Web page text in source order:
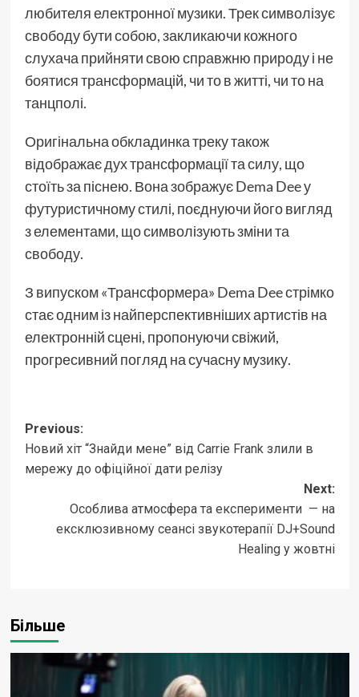
любителя електронної музики. Трек символізує
свободу бути собою, закликаючи кожного
слухача прийняти свою справжню природу і не
боятися трансформацій, чи то в житті, чи то на
танцполі.
Оригінальна обкладинка треку також
відображає дух трансформації та силу, що
стоїть за піснею. Вона зображує Dema Dee у
футуристичному стилі, поєднуючи його вигляд
з елементами, що символізують зміни та
свободу.
З випуском «Трансформера» Dema Dee стрімко
стає одним із найперспективніших артистів на
електронній сцені, пропонуючи свіжий,
прогресивний погляд на сучасну музику.
Post
navigation
Previous:
Новий хіт “Знайди мене” від Carrie Frank злили в
мережу до офіційної дати релізу
Next:
Особлива атмосфера та експерименти — на
ексклюзивному сеансі звукотерапії DJ+Sound
Healing у жовтні
Більше